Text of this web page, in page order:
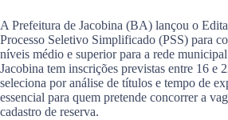
A Prefeitura de Jacobina (BA) lançou o
Processo Seletivo Simplificado (PSS) para
níveis médio e superior para a rede
Jacobina tem inscrições previstas entre 16 e
seleciona por análise de títulos e tempo de
essencial para quem pretende concorrer a
cadastro de reserva.